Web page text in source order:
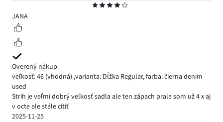
4
JANA
Overený nákup
veľkosť: 46 (vhodná) ,varianta: Dĺžka Regular,farba: čierna denim
used
Strih je veľmi dobrý veľkosť sadla ale ten zápach prala som už 4 x aj
v octe ale stále cítiť
2025-11-25